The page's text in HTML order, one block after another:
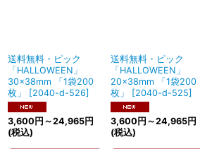
送料無料・ピック
「HALLOWEEN」
30×38mm 「1袋200
枚」
[2040-d-526]
3,600 円 ～24,965円
(税込)
送料無料・ピック
「HALLOWEEN」
20×38mm 「1袋200
枚」
[2040-d-525]
3,600 円 ～24,965円
(税込)